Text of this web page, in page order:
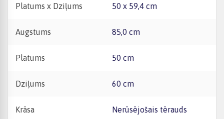
Platums x Dziļums 50 x 59,4 cm
Augstums 85,0 cm
Platums 50 cm
Dziļums 60 cm
Krāsa Nerūsējošais tērauds